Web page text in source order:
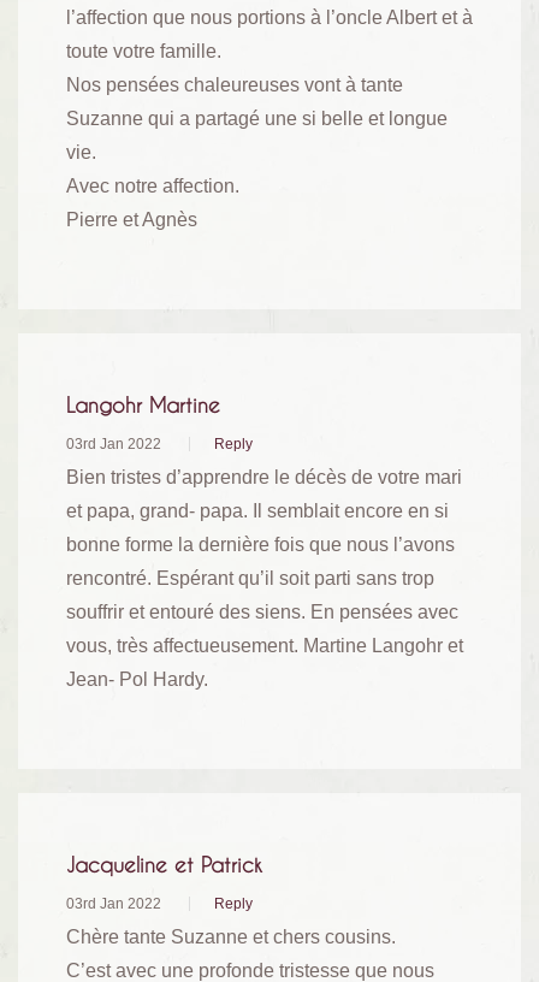
l’affection que nous portions à l’oncle Albert et à
toute votre famille.
Nos pensées chaleureuses vont à tante
Suzanne qui a partagé une si belle et longue
vie.
Avec notre affection.
Pierre et Agnès
Langohr Martine
03rd Jan 2022 Reply
Bien tristes d’apprendre le décès de votre mari
et papa, grand- papa. Il semblait encore en si
bonne forme la dernière fois que nous l’avons
rencontré. Espérant qu’il soit parti sans trop
souffrir et entouré des siens. En pensées avec
vous, très affectueusement. Martine Langohr et
Jean- Pol Hardy.
Jacqueline et Patrick
03rd Jan 2022 Reply
Chère tante Suzanne et chers cousins.
C’est avec une profonde tristesse que nous